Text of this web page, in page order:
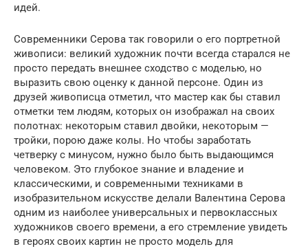
идей.
Современники Серова так говорили о его портретной
живописи: великий художник почти всегда старался не
просто передать внешнее сходство с моделью, но
выразить свою оценку к данной персоне. Один из
друзей живописца отметил, что мастер как бы ставил
отметки тем людям, которых он изображал на своих
полотнах: некоторым ставил двойки, некоторым —
тройки, порою даже колы. Но чтобы заработать
четверку с минусом, нужно было быть выдающимся
человеком. Это глубокое знание и владение и
классическими, и современными техниками в
изобразительном искусстве делали Валентина Серова
одним из наиболее универсальных и первоклассных
художников своего времени, а его стремление увидеть
в героях своих картин не просто модель для